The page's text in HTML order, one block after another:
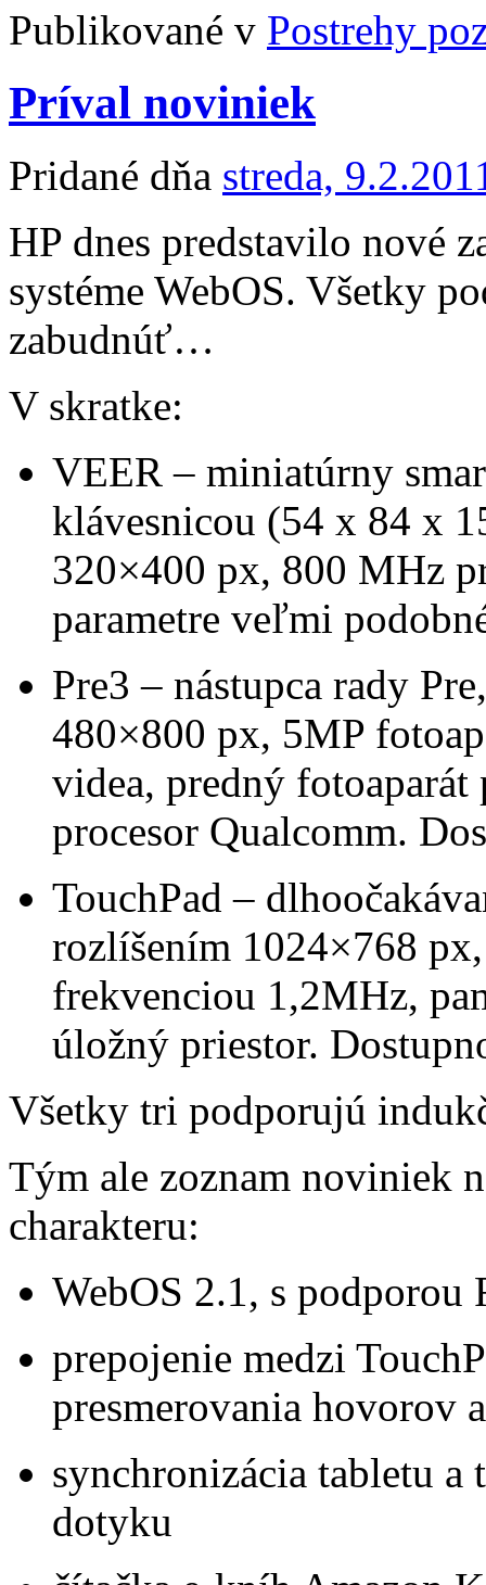
Publikované v Postrehy
Príval noviniek
Pridané dňa streda,
HP dnes predstavilo nové
systéme WebOS. Všetky
zabudnúť…
V skratke:
VEER – miniatúrny
klávesnicou (54 x 84 x
320×400 px, 800 MHz
parametre veľmi
Pre3 – nástupca rady
480×800 px, 5MP
videa, predný
procesor Qualcomm.
TouchPad –
rozlíšením 1024×768
frekvenciou 1,2MHz,
úložný priestor.
Všetky tri podporujú
Tým ale zoznam noviniek
charakteru:
WebOS 2.1, s podporou
prepojenie medzi
presmerovania hovorov
synchronizácia tabletu
dotyku